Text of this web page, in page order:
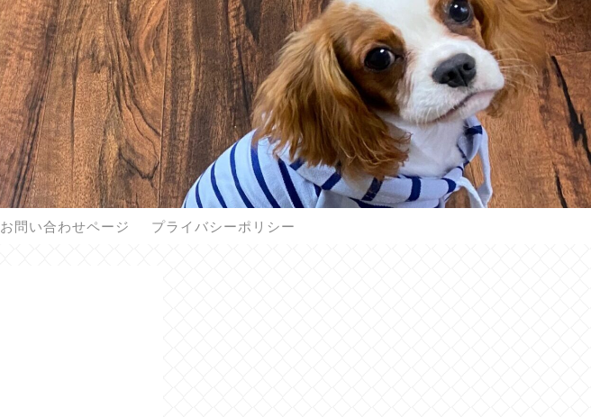
お問い合わせページ プライバシーポリシー